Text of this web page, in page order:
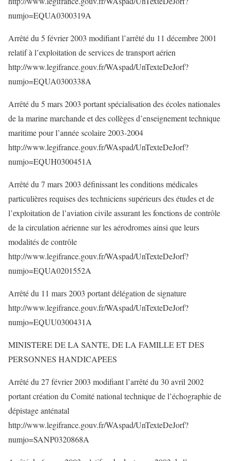
numjo=EQUA0300319A
Arrêté du 5 février 2003 modifiant l’arrêté du 11 décembre 2001
relatif à l’exploitation de services de transport aérien
http://www.legifrance.gouv.fr/WAspad/UnTexteDeJorf?
numjo=EQUA0300338A
Arrêté du 5 mars 2003 portant spécialisation des écoles nationales
de la marine marchande et des collèges d’enseignement technique
maritime pour l’année scolaire 2003-2004
http://www.legifrance.gouv.fr/WAspad/UnTexteDeJorf?
numjo=EQUH0300451A
Arrêté du 7 mars 2003 définissant les conditions médicales
particulières requises des techniciens supérieurs des études et de
l’exploitation de l’aviation civile assurant les fonctions de contrôle
de la circulation aérienne sur les aérodromes ainsi que leurs
modalités de contrôle
http://www.legifrance.gouv.fr/WAspad/UnTexteDeJorf?
numjo=EQUA0201552A
Arrêté du 11 mars 2003 portant délégation de signature
http://www.legifrance.gouv.fr/WAspad/UnTexteDeJorf?
numjo=EQUU0300431A
MINISTERE DE LA SANTE, DE LA FAMILLE ET DES
PERSONNES HANDICAPEES
Arrêté du 27 février 2003 modifiant l’arrêté du 30 avril 2002
portant création du Comité national technique de l’échographie de
dépistage anténatal
http://www.legifrance.gouv.fr/WAspad/UnTexteDeJorf?
numjo=SANP0320868A